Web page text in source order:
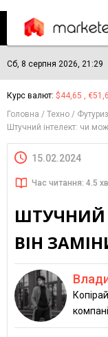
Сб, 8 серпня 2026, 21:29
Курс валют: $44,65 ,
Головна
Техно
Штучний інтелект: чи
15.02.2024
Час читання: 4.5
ШТУЧНИЙ
ВІН